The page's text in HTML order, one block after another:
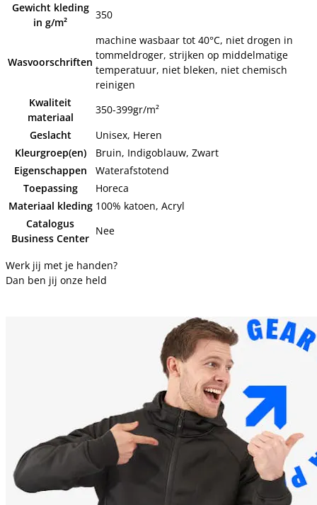
Gewicht kleding
in g/m²
350
Wasvoorschriften
machine wasbaar tot 40°C, niet drogen in
tommeldroger, strijken op middelmatige
temperatuur, niet bleken, niet chemisch
reinigen
Kwaliteit
materiaal
350-399gr/m²
Geslacht
Unisex, Heren
Kleurgroep(en)
Bruin, Indigoblauw, Zwart
Eigenschappen
Waterafstotend
Toepassing
Horeca
Materiaal kleding 100% katoen, Acryl
Catalogus
Business Center
Nee
Werk jij met je handen?
Dan ben jij onze held